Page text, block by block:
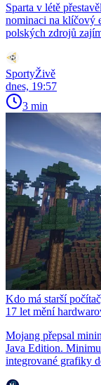
Sparta v létě
nominaci na klíčový
polských zdrojů
SportyŽivě
dnes, 19:57
3 min
Kdo má starší
17 let mění
Mojang přepsal
Java Edition.
integrované grafiky